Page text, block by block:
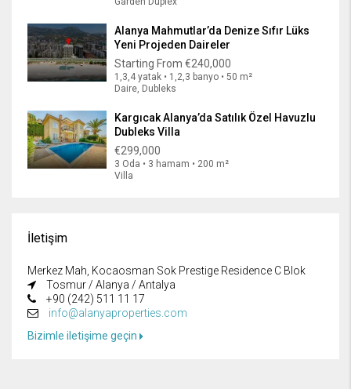
Alanya Mahmutlar’da Denize Sıfır Lüks
Yeni Projeden Daireler
Starting From €240,000
1,3,4 yatak • 1,2,3 banyo • 50 m²
Daire, Dubleks
Kargıcak Alanya’da Satılık Özel Havuzlu
Dubleks Villa
€299,000
3 Oda • 3 hamam • 200 m²
Villa
İletişim
Merkez Mah, Kocaosman Sok Prestige Residence C Blok
Tosmur / Alanya / Antalya
+90 (242) 511 11 17
info@alanyaproperties.com
Bizimle iletişime geçin